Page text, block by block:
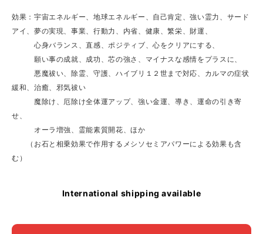
効果：宇宙エネルギー、地球エネルギー、自己肯定、強い霊力、サード
アイ、夢の実現、事業、行動力、内省、健康、繁栄、財運、
心身バランス、直感、ポジティブ、心をクリアにする、
願い事の成就、成功、芯の強さ、マイナスな感情をプラスに、
悪魔祓い、除霊、守護、ハイブリ１２世まで対応、カルマの症状
緩和、治癒、邪気祓い
魔除け、厄除け全体運アップ、強い金運、導き、運命の引き寄
せ、
オーラ増強、霊能素質開花、ほか
（お石と相乗効果で作用するメシソセミアパワーによる効果も含
む）
International shipping available